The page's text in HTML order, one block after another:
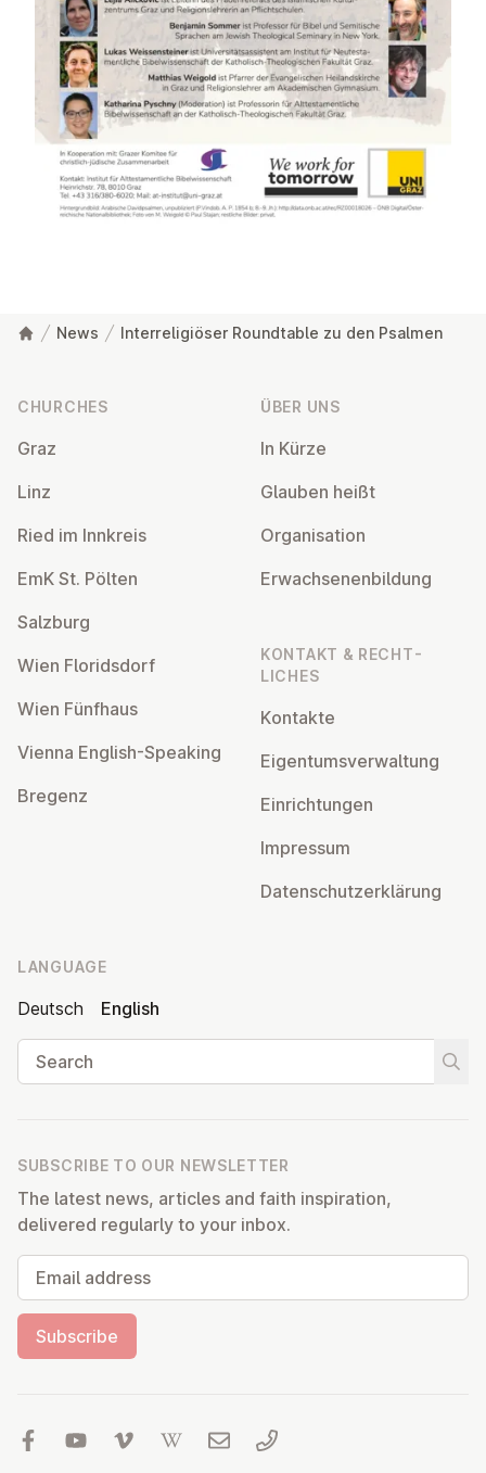
News Interreligiöser Roundtable zu den Psalmen
CHURCHES
Graz
Linz
Ried im Innkreis
EmK St. Pölten
Salzburg
Wien Flor­idsdorf
Wien Fünfhaus
Vienna English-Speaking
Bregenz
ÜBER UNS
In Kürze
Glauben heißt
Or­gan­isa­tion
Er­wach­sen­en­bildung
KONTAKT & RECHT­
LICHES
Kontakte
Ei­gentums­ver­wal­tung
Ein­rich­tun­gen
Impressum
Datens­chutzerklärung
LANGUAGE
Deutsch
English
Search
SUBSCRIBE TO OUR NEWSLETTER
The latest news, articles and faith inspiration,
delivered regularly to your inbox.
Email address
Subscribe